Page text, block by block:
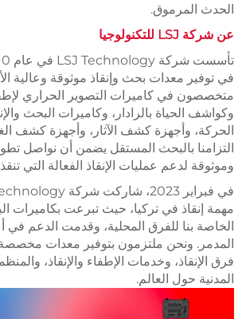
الحدث المرموق.
عن شركة LSJ للتكنولوجيا
في توفير معدات بحث وإنقاذ موثوقة وعالية
متخصصون في كاميرات التصوير الحراري
وكواشف الحياة بالرادار، وكاميرات البحث
الحركة، وأجهزة كشف الآثار، وأجهزة كشف
التزامنا بالبحث المستقل يضمن أن نواصل
وموثوقة لدعم عمليات الإنقاذ الفعالة التي تنقذ
مهمة إنقاذ في تركيا، حيث تبرعت بكاميرات
الخاصة بنا للفرق المحلية، وقدمت الدعم في
المدمر. ونحن ملتزمون بتوفير معدات مخصصة
فرق الإنقاذ، وخدمات الإطفاء والإنقاذ،
المدنية حول العالم.